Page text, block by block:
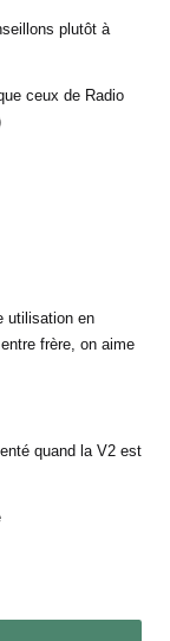
plutôt à
ceux de Radio
utilisation en
frère, on aime
quand la V2 est